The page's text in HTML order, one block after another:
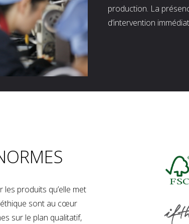
production. La
d’intervention
les produits qu’elle met
éthique sont au cœur
sur le plan qualitatif,